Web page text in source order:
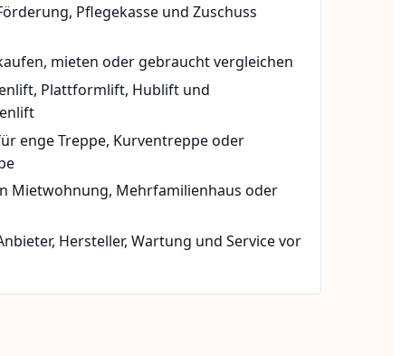
Pflegekasse und Zuschuss
mieten oder gebraucht vergleichen
Plattformlift, Hublift und
enge Treppe, Kurventreppe oder
Mietwohnung, Mehrfamilienhaus oder
Hersteller, Wartung und Service vor